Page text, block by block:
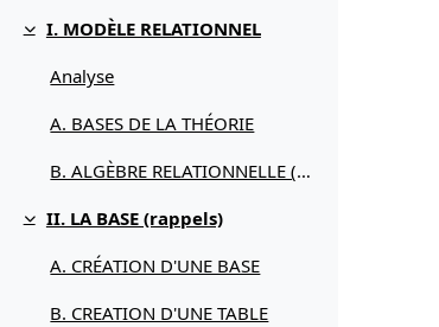
Replier
I. MODÈLE RELATIONNEL
Analyse
A. BASES DE LA THÉORIE
B. ALGÈBRE RELATIONNELLE (débuter avec)
Replier
II. LA BASE (rappels)
A. CRÉATION D'UNE BASE
B. CREATION D'UNE TABLE